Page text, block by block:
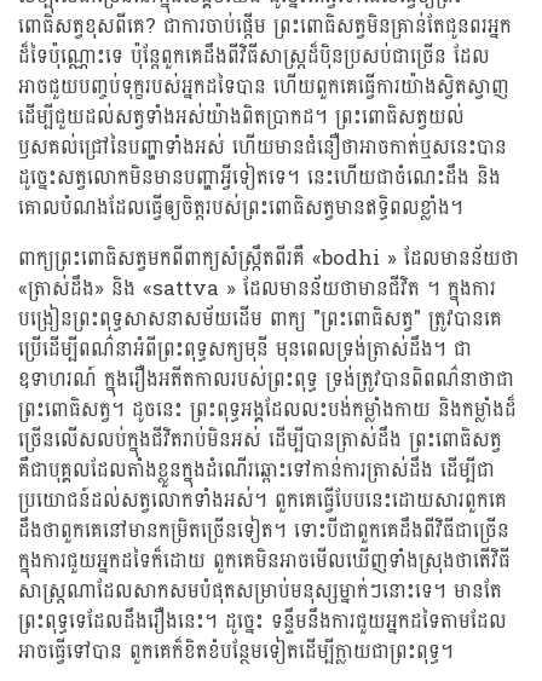
ពោធិសត្វខុសពីគេ? ជាការចាប់ផ្តើម ព្រះពោធិសត្វមិនគ្រាន់តែជូនពរអ្នក
ដ៏ទៃប៉ុណ្ណោះទេ ប៉ុន្តែពួកគេដឹងពីវិធីសាស្ត្រដ៏ប៉ិនប្រសប់ជាច្រើន ដែល
អាចជួយបញ្ចប់ទុក្ខរបស់អ្នកដទៃបាន ហើយពួកគេធ្វើការយ៉ាងស្វិតស្វាញ
ដើម្បីជួយដល់សត្វទាំងអស់យ៉ាងពិតប្រាកដ។ ព្រះពោធិសត្វយល់
ឫសគល់ជ្រៅនៃបញ្ហាទាំងអស់ ហើយមានជំនឿថាអាចកាត់ឬសនេះបាន
ដូច្នេះសត្វលោកមិនមានបញ្ហាអ្វីទៀតទេ។ នេះហើយជាចំណេះដឹង និង
គោលបំណងដែលធ្វើឲ្យចិត្តរបស់ព្រះពោធិសត្វមានឥទ្ធិពលខ្លាំង។
ពាក្យព្រះពោធិសត្វមកពីពាក្យសំស្ក្រឹតពីរគឺ «bodhi » ដែលមានន័យថា
«ត្រាស់ដឹង» និង «sattva » ដែលមានន័យថាមានជីវិត ។ ក្នុងការ
បង្រៀនព្រះពុទ្ធសាសនាសម័យដើម ពាក្យ "ព្រះពោធិសត្វ" ត្រូវបានគេ
ប្រើដើម្បីពណ៌នាអំពីព្រះពុទ្ធសក្យមុនី មុនពេលទ្រង់ត្រាស់ដឹង។ ជា
ឧទាហរណ៍ ក្នុងរឿងអតីតកាលរបស់ព្រះពុទ្ធ ទ្រង់ត្រូវបានពិពណ៌នាថាជា
ព្រះពោធិសត្វ។ ដូចនេះ ព្រះពុទ្ធអង្គដែលលះបង់កម្លាំងកាយ និងកម្លាំងដ៏
ច្រើនលើសលប់ក្នុងជីវិតរាប់មិនអស់ ដើម្បីបានត្រាស់ដឹង ព្រះពោធិសត្វ
គឺជាបុគ្គលដែលតាំងខ្លួនក្នុងដំណើរឆ្ពោះទៅកាន់ការត្រាស់ដឹង ដើម្បីជា
ប្រយោជន៍ដល់សត្វលោកទាំងអស់។ ពួកគេធ្វើបែបនេះដោយសារពួកគេ
ដឹងថាពួកគេនៅមានកម្រិតច្រើនទៀត។ ទោះបីជាពួកគេដឹងពីវិធីជាច្រើន
ក្នុងការជួយអ្នកដទៃក៏ដោយ ពួកគេមិនអាចមើលឃើញទាំងស្រុងថាតើវិធី
សាស្ត្រណាដែលសាកសមបំផុតសម្រាប់មនុស្សម្នាក់ៗនោះទេ។ មានតែ
ព្រះពុទ្ធទេដែលដឹងរឿងនេះ។ ដូច្នេះ ទន្ទឹមនឹងការជួយអ្នកដទៃតាមដែល
អាចធ្វើទៅបាន ពួកគេក៏ខិតខំបន្ថែមទៀតដើម្បីក្លាយជាព្រះពុទ្ធ។